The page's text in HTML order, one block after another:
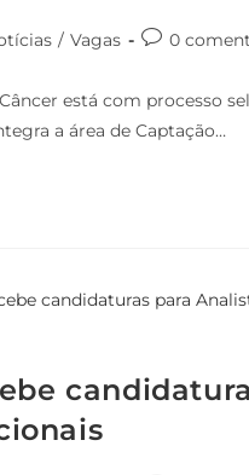
/ Vagas 0
está com processo
a área de Captação…